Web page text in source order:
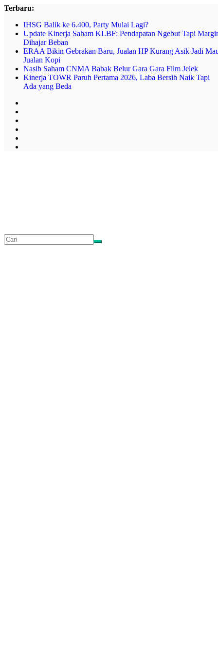
Skip
content
Terbaru:
IHSG Balik ke 6.400, Party Mulai Lagi?
Update Kinerja Saham KLBF: Pendapatan Ngebut Tapi
Dihajar Beban
ERAA Bikin Gebrakan Baru, Jualan HP Kurang Asik Jadi
Jualan Kopi
Nasib Saham CNMA Babak Belur Gara Gara Film Jelek
Kinerja TOWR Paruh Pertama 2026, Laba Bersih Naik Tapi
Ada yang Beda